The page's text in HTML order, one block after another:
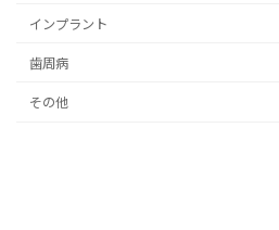
インプラント
歯周病
その他